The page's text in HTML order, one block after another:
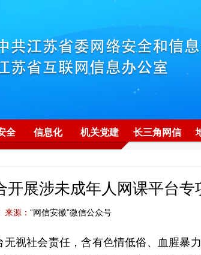
全 信息化 机关党建 长三角网信
展涉未成年人网课平台专
来源： “网信安徽”微信公众号
视社会责任，含有色情低俗、血腥暴